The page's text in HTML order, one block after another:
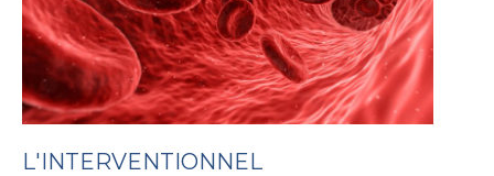
L'INTERVENTIONNEL